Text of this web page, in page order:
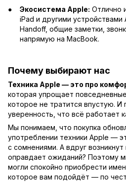
Экосистема Apple: Отлично
iPad и другими устройствами
Handoff, общие заметки,
напрямую на MacBook.
Почему выбирают нас
Техника Apple — это про
которая упрощает
которое не тратится впустую. И
уверенность, что всё работает
Мы понимаем, что покупка
употреблении техники Apple —
с сомнениями. А вдруг
оправдает ожиданий? Поэтому
могли спокойно приобрести
которое вам подойдёт — по